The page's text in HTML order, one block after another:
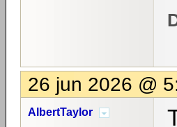
26 jun 2026 @
AlbertTaylor